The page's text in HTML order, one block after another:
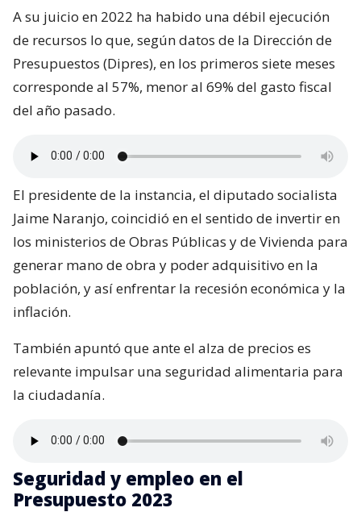
A su juicio en 2022 ha habido una débil ejecución
de recursos lo que, según datos de la Dirección de
Presupuestos (Dipres), en los primeros siete meses
corresponde al 57%, menor al 69% del gasto fiscal
del año pasado.
El presidente de la instancia, el diputado socialista
Jaime Naranjo, coincidió en el sentido de invertir en
los ministerios de Obras Públicas y de Vivienda para
generar mano de obra y poder adquisitivo en la
población, y así enfrentar la recesión económica y la
inflación.
También apuntó que ante el alza de precios es
relevante impulsar una seguridad alimentaria para
la ciudadanía.
Seguridad y empleo en el
Presupuesto 2023